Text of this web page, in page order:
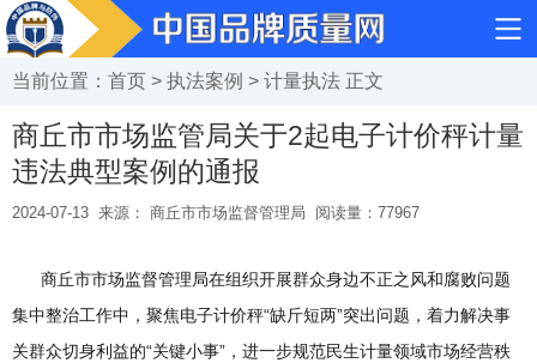
当前位置： 首页 > 执法案例 > 计量执法 正文
商丘市市场监管局关于2起电子计价秤计量
违法典型案例的通报
2024-07-13 来源： 商丘市市场监督管理局 阅读量： 77967
商丘市市场监督管理局在组织开展群众身边不正之风和腐败问题
集中整治工作中，聚焦电子计价秤“缺斤短两”突出问题，着力解决事
关群众切身利益的“关键小事”，进一步规范民生计量领域市场经营秩